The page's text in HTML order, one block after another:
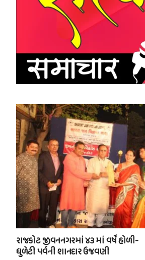
રાજકોટ જીવનનગરમાં ૪૩ માં વર્ષે હોળી-
ધુળેટી પર્વની શાનદાર ઉજવણી